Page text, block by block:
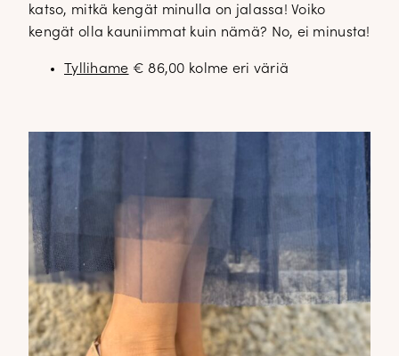
katso, mitkä kengät minulla on jalassa! Voiko
kengät olla kauniimmat kuin nämä? No, ei minusta!
Tyllihame € 86,00 kolme eri väriä